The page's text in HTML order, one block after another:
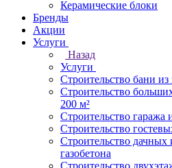
Керамические блоки
Бренды
Акции
Услуги
Назад
Услуги
Строительство бани из
Строительство
200 м²
Строительство гаража
Строительство
Строительство
газобетона
Строительство